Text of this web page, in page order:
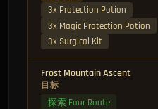
3x Protection Potion
3x Magic Protection Potion
3x Surgical Kit
Frost Mountain Ascent
目标
探索 Four Route